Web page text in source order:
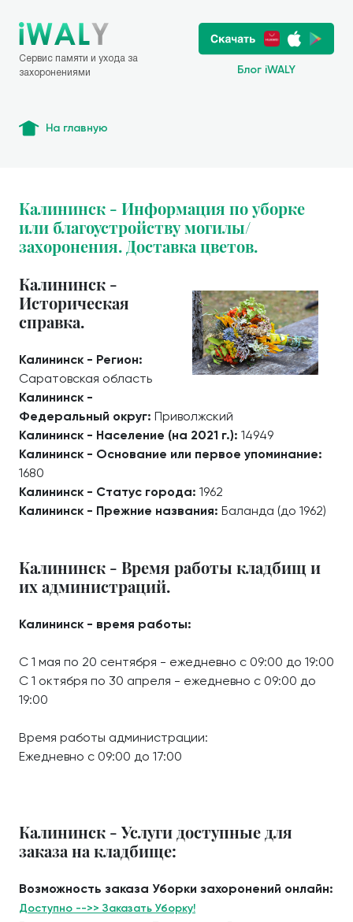
Сервис памяти и ухода за
захоронениями
Блог iWALY
На главную
Калининск - Информация по уборке
или благоустройству могилы/
захоронения. Доставка цветов.
Калининск -
Историческая
справка.
Калининск - Регион:
Саратовская область
Калининск -
Федеральный округ: Приволжский
Калининск - Население (на 2021 г.): 14949
Калининск - Основание или первое упоминание:
1680
Калининск - Статус города: 1962
Калининск - Прежние названия: Баланда (до 1962)
Калининск - Время работы кладбищ и
их администраций.
Калининск - время работы:
С 1 мая по 20 сентября - ежедневно с 09:00 до 19:00
С 1 октября по 30 апреля - ежедневно с 09:00 до
19:00
Время работы администрации:
Ежедневно с 09:00 до 17:00
Калининск - Услуги доступные для
заказа на кладбище:
Возможность заказа Уборки захоронений онлайн:
Доступно -->> Заказать Уборку!